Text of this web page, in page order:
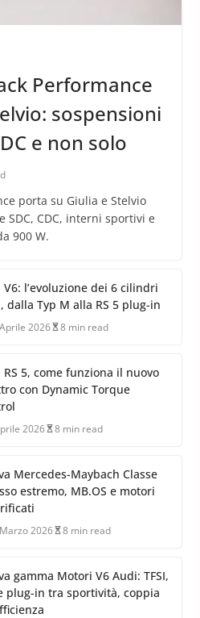
Performance
sospensioni
e non solo
porta su Giulia e Stelvio
CDC, interni sportivi e
900 W.
V6: l’evoluzione dei 6 cilindri
dalla Typ M alla RS 5 plug-in
2026 8 min read
RS 5, come funziona il nuovo
con Dynamic Torque
2026 8 min read
Mercedes-Maybach Classe
estremo, MB.OS e motori
2026 8 min read
gamma Motori V6 Audi: TFSI,
plug-in tra sportività, coppia